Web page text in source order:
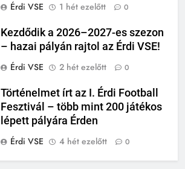
Érdi VSE
1 hét ezelőtt 0
Kezdődik a 2026–2027-es szezon
– hazai pályán rajtol az Érdi VSE!
Érdi VSE
2 hét ezelőtt 0
Történelmet írt az I. Érdi Football
Fesztivál – több mint 200 játékos
lépett pályára Érden
Érdi VSE
4 hét ezelőtt 0